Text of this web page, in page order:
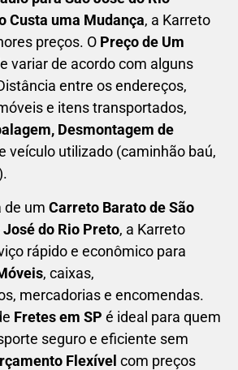
Custa uma Mudança, a Karreto
preços. O Preço de Um
variar de acordo com alguns
entre os endereços,
e itens transportados,
Desmontagem de
veículo utilizado (caminhão baú,
de um Carreto Baratode São
do Rio Preto, a Karreto
rápido e econômico para
, caixas,
mercadorias e encomendas.
Fretes em SP é ideal para quem
seguro e eficiente sem
Flexível com preços